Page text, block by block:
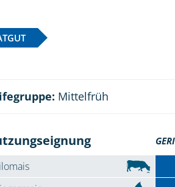
Mittelfrüh